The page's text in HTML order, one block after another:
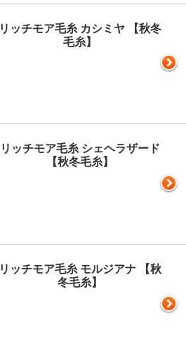
リッチモア毛糸 カシミヤ 【秋冬
毛糸】
リッチモア毛糸 シェヘラザード
【秋冬毛糸】
リッチモア毛糸 モルジアナ 【秋
冬毛糸】